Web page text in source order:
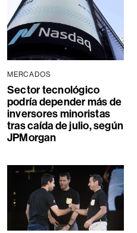
MERCADOS
Sector tecnológico
podría depender más de
inversores minoristas
tras caída de julio, según
JPMorgan